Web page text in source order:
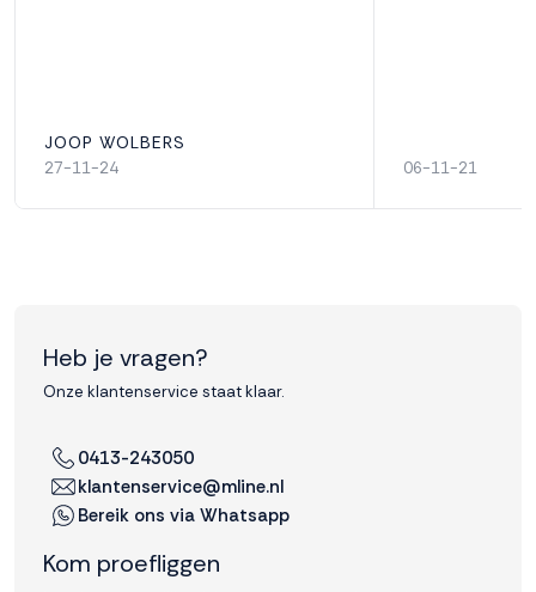
JOOP WOLBERS
27-11-24 06-11-21
Heb je vragen?
Onze klantenservice staat klaar.
0413-243050
klantenservice@mline.nl
Bereik ons via Whatsapp
Kom proefliggen